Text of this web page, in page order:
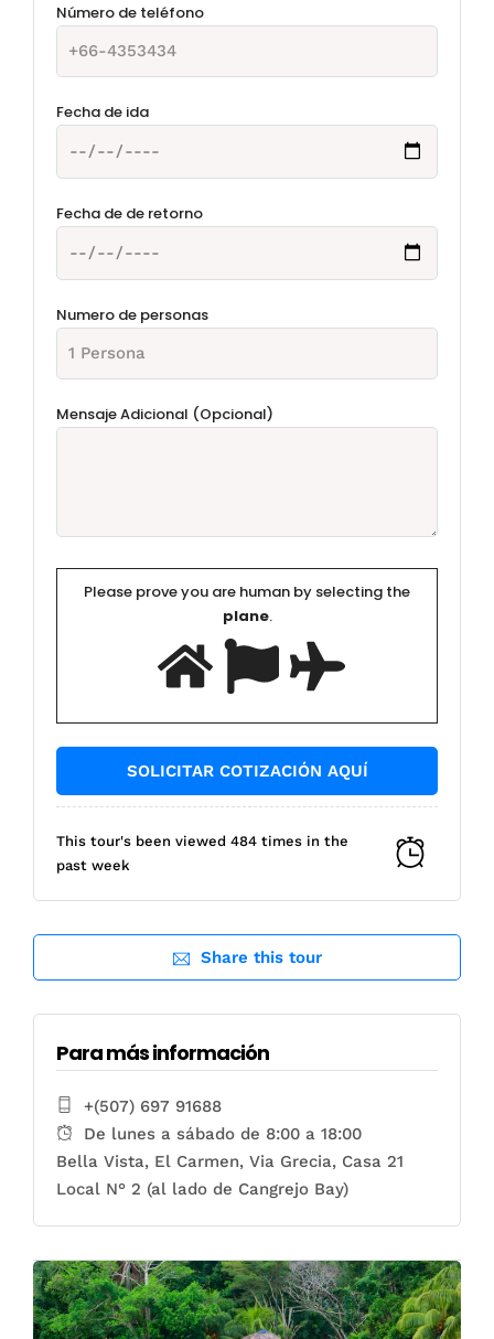
Número de teléfono
Fecha de ida
Fecha de de retorno
Numero de personas
Mensaje Adicional (Opcional)
Please prove you are human by selecting the
plane.
This tour's been viewed 484 times in the
past week
Share this tour
Para más información
+(507) 697 91688
De lunes a sábado de 8:00 a 18:00
Bella Vista, El Carmen, Via Grecia, Casa 21
Local N° 2 (al lado de Cangrejo Bay)